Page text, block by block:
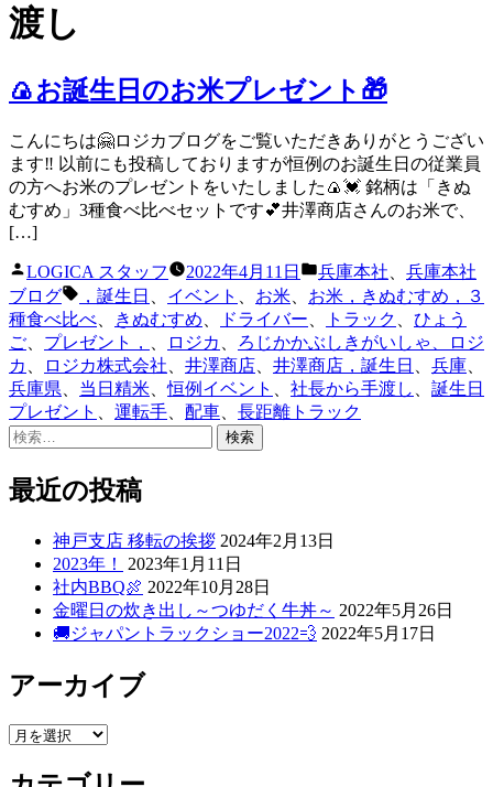
渡し
🍙お誕生日のお米プレゼント🎁
こんにちは🤗ロジカブログをご覧いただきありがとうござい
ます‼️ 以前にも投稿しておりますが恒例のお誕生日の従業員
の方へお米のプレゼントをいたしました🍙💓 銘柄は「きぬ
むすめ」3種食べ比べセットです💕井澤商店さんのお米で、
[…]
投
稿
者:
LOGICA スタッフ 2022年4月11日
カ
テ
ゴ
リ
ー:
兵庫本社
兵庫本社
ブログ
グ:
，誕生日 イベント お米
お米，きぬむすめ，３
種食べ比べ
きぬむすめ ドライバー トラック
ひょう
ご
プレゼント， ロジカ
ろじかかぶしきがいしゃ、ロジ
カ
ロジカ株式会社 井澤商店 井澤商店，誕生日 兵庫
兵庫県
当日精米 、恒例イベント 社長から手渡し
誕生日
プレゼント
運転手 配車
長距離トラック
検
最近の投稿
神戸支店 移転の挨拶 2024年2月13日
2023年！
2023年1月11日
社内BBQ🍖 2022年10月28日
金曜日の炊き出し～つゆだく牛丼～ 2022年5月26日
🚚ジャパントラックショー2022💨 2022年5月17日
アーカイブ
ア
カ